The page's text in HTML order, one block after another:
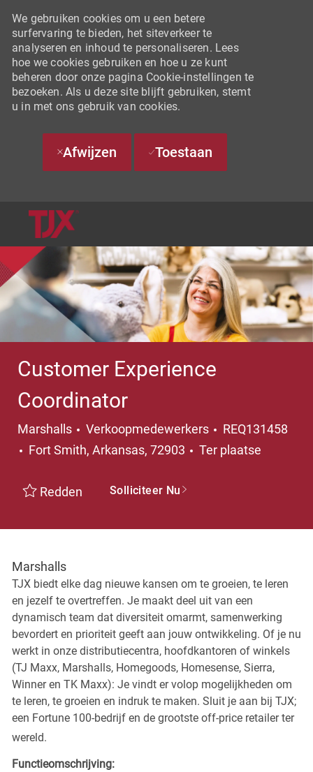
We gebruiken cookies om u een betere
surfervaring te bieden, het siteverkeer te
analyseren en inhoud te personaliseren. Lees
hoe we cookies gebruiken en hoe u ze kunt
beheren door onze pagina Cookie-instellingen te
bezoeken. Als u deze site blijft gebruiken, stemt
u in met ons gebruik van cookies.
Afwijzen Toestaan
Customer Experience
Coordinator
Marshalls Categorie
Verkoopmedewerkers
REQ131458
Plaats
Fort Smith, Arkansas, 72903 Ter plaatse
Redden Solliciteer Nu
Marshalls
TJX biedt elke dag nieuwe kansen om te groeien, te leren
en jezelf te overtreffen. Je maakt deel uit van een
dynamisch team dat diversiteit omarmt, samenwerking
bevordert en prioriteit geeft aan jouw ontwikkeling. Of je nu
werkt in onze distributiecentra, hoofdkantoren of winkels
(TJ Maxx, Marshalls, Homegoods, Homesense, Sierra,
Winner en TK Maxx): Je vindt er volop mogelijkheden om
te leren, te groeien en indruk te maken. Sluit je aan bij TJX;
een Fortune 100-bedrijf en de grootste off-price retailer ter
wereld.
Functieomschrijving: